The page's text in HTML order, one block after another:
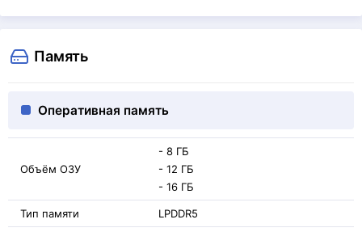
Память
Оперативная память
Объём ОЗУ
- 8 ГБ
- 12 ГБ
- 16 ГБ
Тип памяти LPDDR5